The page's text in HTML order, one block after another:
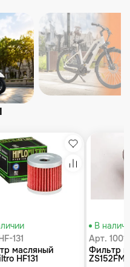
Избранное
Сравнение
131
масляный
HF131
В
Арт.
Фильтр